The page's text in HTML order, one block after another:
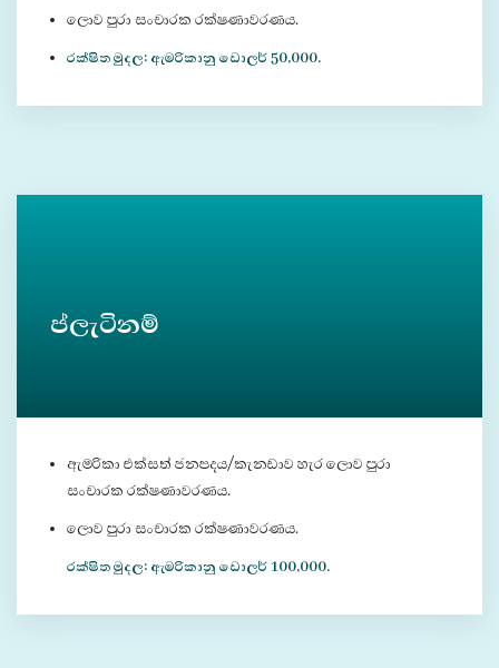
ලොව පුරා සංචාරක රක්ෂණාවරණය.
රක්ෂිත මුදල: ඇමරිකානු ඩොලර් 50,000.
ප්ලැටිනම්
ඇමරිකා එක්සත් ජනපදය/කැනඩාව හැර ලොව පුරා
සංචාරක රක්ෂණාවරණය.
ලොව පුරා සංචාරක රක්ෂණාවරණය.
රක්ෂිත මුදල: ඇමරිකානු ඩොලර් 100,000.